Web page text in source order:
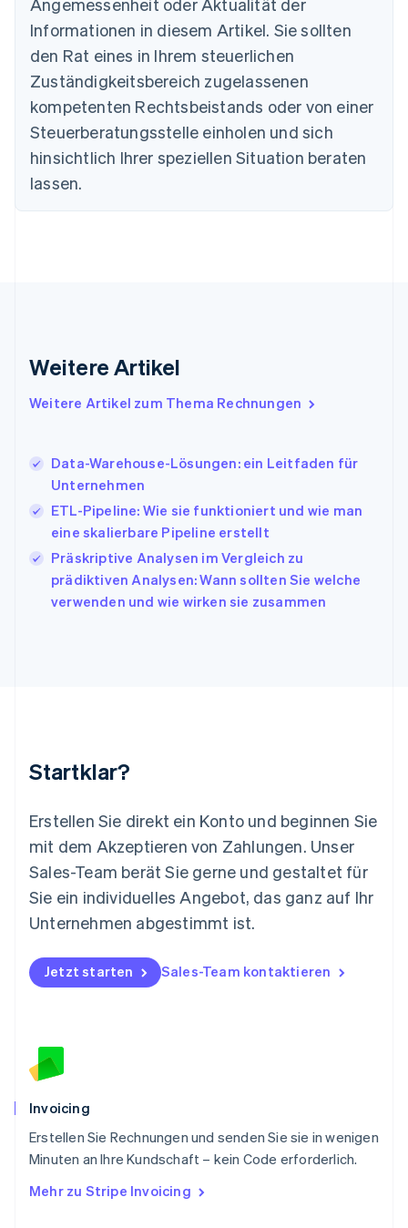
Angemessenheit oder Aktualität der
Informationen in diesem Artikel. Sie sollten
den Rat eines in Ihrem steuerlichen
Zuständigkeitsbereich zugelassenen
kompetenten Rechtsbeistands oder von einer
Steuerberatungsstelle einholen und sich
hinsichtlich Ihrer speziellen Situation beraten
lassen.
Weitere Artikel
Weitere Artikel zum Thema Rechnungen
Data-Warehouse-Lösungen: ein Leitfaden für
Unternehmen
ETL-Pipeline: Wie sie funktioniert und wie man
eine skalierbare Pipeline erstellt
Präskriptive Analysen im Vergleich zu
prädiktiven Analysen: Wann sollten Sie welche
verwenden und wie wirken sie zusammen
Startklar?
Erstellen Sie direkt ein Konto und beginnen Sie
mit dem Akzeptieren von Zahlungen. Unser
Sales-Team berät Sie gerne und gestaltet für
Sie ein individuelles Angebot, das ganz auf Ihr
Unternehmen abgestimmt ist.
Jetzt starten Sales-Team kontaktieren
Invoicing
Erstellen Sie Rechnungen und senden Sie sie in wenigen
Minuten an Ihre Kundschaft – kein Code erforderlich.
Mehr zu Stripe Invoicing
Dänemark
English
DeutschEnglish
Estland
English
Festlandchina
简体中文English
Finnland
Frankreich
FrançaisEnglish
English
Italien
Italiano English
EnglishFrançais
Kroatien
EnglishItaliano
Lettland
Liechtenstein
DeutschEnglish
Litauen
Español English
Niederlande
NederlandsEnglish
English
Österreich
Deutsch
Polen
Portugal
PortuguêsEnglish
Schweden
Schweiz
Singapur
English简体中文
Slowakei
Slowenien